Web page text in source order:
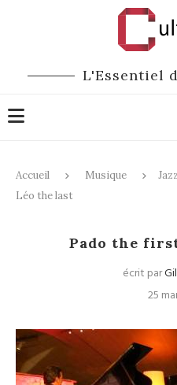
L'Essentiel
Accueil Musique
Léo the last
Pado the
écrit par
25